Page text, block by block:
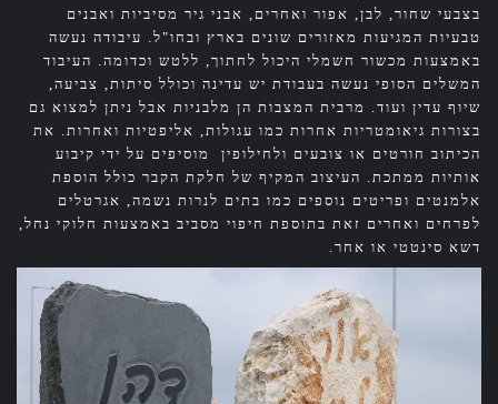
בצבעי שחור, לבן, אפור ואחרים, אבני גיר מסיביות ואבנים
טבעיות המגיעות מאזורים שונים בארץ ובחו"ל. עיבודה נעשה
באמצעות מכשור חשמלי היכול לחתוך, ללטש וכדומה. העיבוד
המשלים הסופי נעשה בעבודת יש עדינה וכולל סיתות, צביעה,
שיוף עדין ועוד. מרבית המצבות הן מלבניות אבל ניתן למצוא גם
בצורות גיאומטריות אחרות כמו עגולות, אליפטיות ואחרות. את
הכיתוב חורטים או צובעים ולחילופין מוסיפים על ידי קיבוע
אותיות ממתכת. העיצוב המקיף של חלקת הקבר כולל הוספת
אלמנטים ופריטים נוספים כמו בתים לנרות נשמה, אגרטלים
לפרחים ואחרים זאת בתוספת חיפוי מסביב באמצעות חלוקי נחל,
דשא סינטטי או אחר.